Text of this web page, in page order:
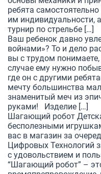
ребята
им индивидуальности,
турнир по стрельбе […]
Ваш ребенок давно
войнами»? То и дело
вы с трудом
случае ему нужно
где он с другими
мечту большинства
знаменитый меч из
руками! Изделие […]
Шагающий робот
бесполезными
вас в магазин за
Цифровых Технологий
с удовольствием и
“Шагающий робот” –